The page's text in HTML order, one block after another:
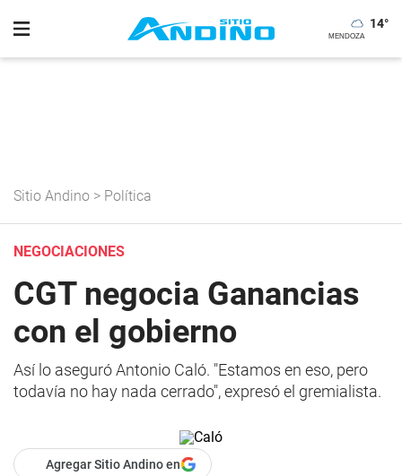
14°
Sitio Andino > Política
NEGOCIACIONES
CGT negocia Ganancias
con el gobierno
Así lo aseguró Antonio Caló. "Estamos en eso, pero
todavía no hay nada cerrado", expresó el gremialista.
Agregar Sitio Andino en